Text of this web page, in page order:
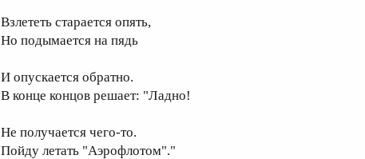
Взлететь старается опять,
Но подымается на пядь
И опускается обратно.
В конце концов решает: "Ладно!
Не получается чего-то.
Пойду летать "Аэрофлотом"."